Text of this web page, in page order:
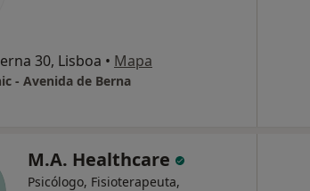
30, Lisboa • Mapa
- Avenida de Berna
M.A. Healthcare
Psicólogo, Fisioterapeuta,